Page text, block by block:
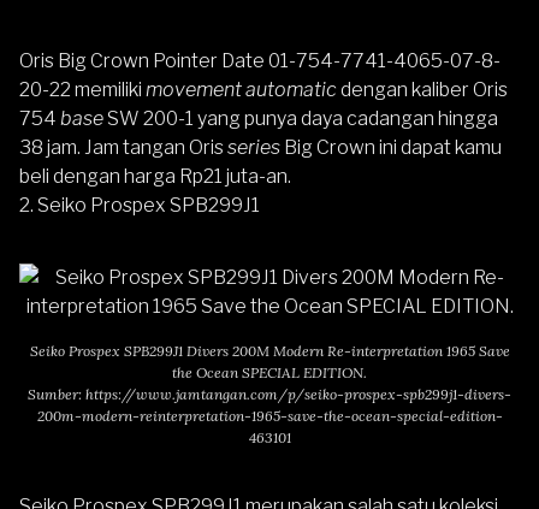
Oris Big Crown Pointer Date 01-754-7741-4065-07-8-
20-22 memiliki movement automatic dengan kaliber Oris
754 base SW 200-1 yang punya daya cadangan hingga
38 jam. Jam tangan Orisseries Big Crown ini dapat kamu
beli dengan harga Rp21 juta-an.
2. Seiko Prospex SPB299J1
Seiko Prospex SPB299J1 Divers 200M Modern Re-interpretation 1965 Save
the Ocean SPECIAL EDITION.
Sumber: https://www.jamtangan.com/p/seiko-prospex-spb299j1-divers-
200m-modern-reinterpretation-1965-save-the-ocean-special-edition-
463101